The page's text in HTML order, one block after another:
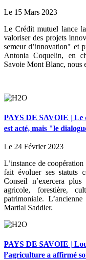
Le 15 Mars 2023
Le Crédit mutuel lance
valoriser des projets
semeur d’innovation" et
Antonia Coquelin, en
Savoie Mont Blanc, nous
PAYS DE SAVOIE | Le
est acté, mais "le
Le 24 Février 2023
L’instance de
fait évoluer ses statuts
Conseil n’exercera
agricole, forestière,
patrimoniale.
Martial Saddier.
PAYS DE SAVOIE |
l’agriculture a affirmé